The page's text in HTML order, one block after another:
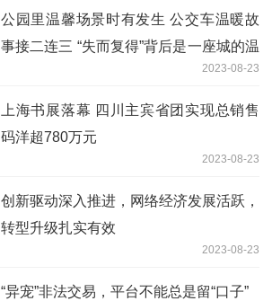
公园里温馨场景时有发生 公交车温暖故
事接二连三 “失而复得”背后是一座城的温
2023-08-23
上海书展落幕 四川主宾省团实现总销售
码洋超780万元
2023-08-23
创新驱动深入推进，网络经济发展活跃，
转型升级扎实有效
2023-08-23
“异宠”非法交易，平台不能总是留“口子”